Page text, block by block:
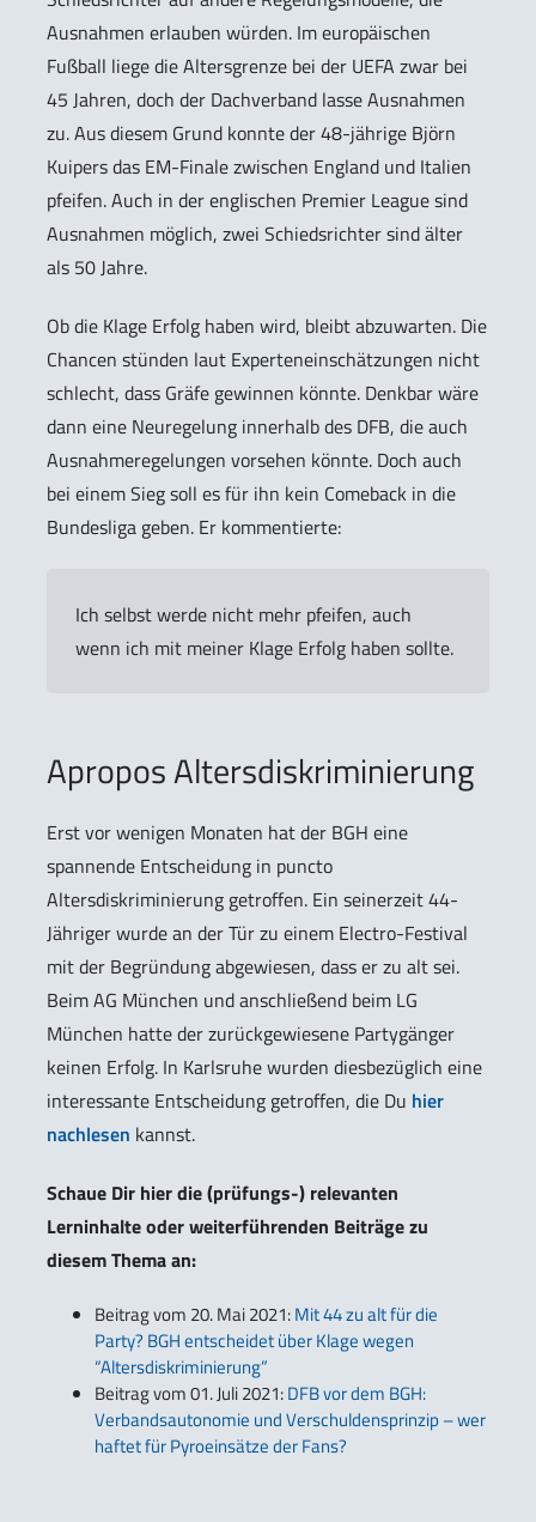
Ausnahmen erlauben würden. Im europäischen
Fußball liege die Altersgrenze bei der UEFA zwar bei
45 Jahren, doch der Dachverband lasse Ausnahmen
zu. Aus diesem Grund konnte der 48-jährige Björn
Kuipers das EM-Finale zwischen England und Italien
pfeifen. Auch in der englischen Premier League sind
Ausnahmen möglich, zwei Schiedsrichter sind älter
als 50 Jahre.
Ob die Klage Erfolg haben wird, bleibt abzuwarten. Die
Chancen stünden laut Experteneinschätzungen nicht
schlecht, dass Gräfe gewinnen könnte. Denkbar wäre
dann eine Neuregelung innerhalb des DFB, die auch
Ausnahmeregelungen vorsehen könnte. Doch auch
bei einem Sieg soll es für ihn kein Comeback in die
Bundesliga geben. Er kommentierte:
Ich selbst werde nicht mehr pfeifen, auch
wenn ich mit meiner Klage Erfolg haben sollte.
Apropos Altersdiskriminierung
Erst vor wenigen Monaten hat der BGH eine
spannende Entscheidung in puncto
Altersdiskriminierung getroffen. Ein seinerzeit 44-
Jähriger wurde an der Tür zu einem Electro-Festival
mit der Begründung abgewiesen, dass er zu alt sei.
Beim AG München und anschließend beim LG
München hatte der zurückgewiesene Partygänger
keinen Erfolg. In Karlsruhe wurden diesbezüglich eine
interessante Entscheidung getroffen, die Du hier
nachlesen kannst.
Schaue Dir hier die (prüfungs-) relevanten
Lerninhalte oder weiterführenden Beiträge zu
diesem Thema an:
Beitrag vom 20. Mai 2021:Mit 44 zu alt für die
Party? BGH entscheidet über Klage wegen
“Altersdiskriminierung”
Beitrag vom 01. Juli 2021:DFB vor dem BGH:
Verbandsautonomie und Verschuldensprinzip – wer
haftet für Pyroeinsätze der Fans?